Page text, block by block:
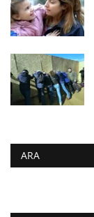
ARA